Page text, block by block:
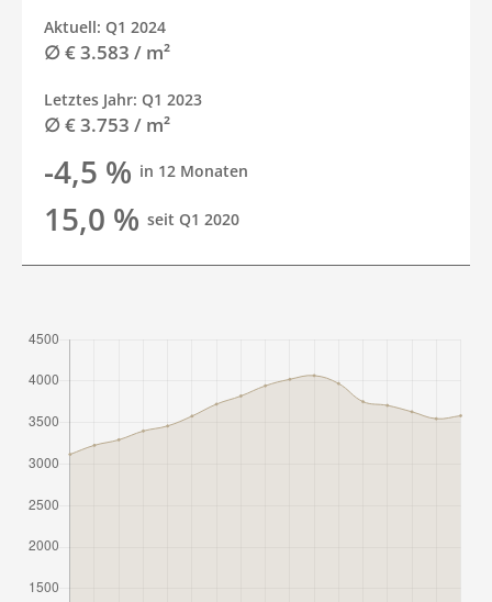
Aktuell: Q1 2024
∅ € 3.583 / m²
Letztes Jahr: Q1 2023
∅ € 3.753 / m²
-4,5 % in 12 Monaten
15,0 % seit Q1 2020